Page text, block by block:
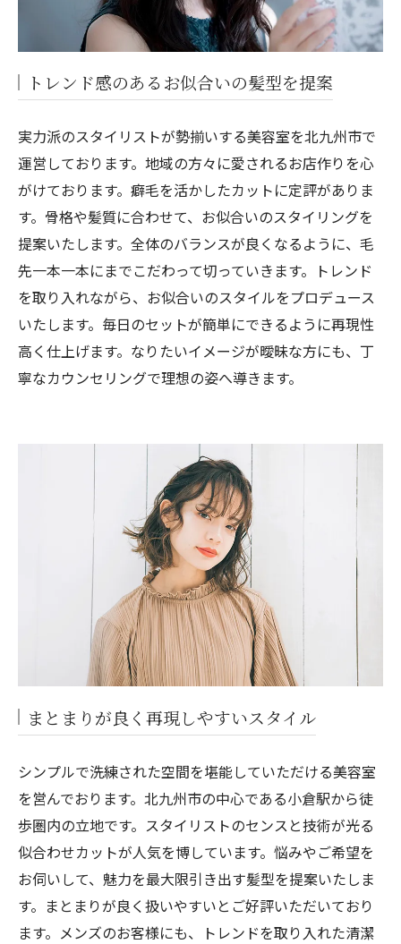
トレンド感のあるお似合いの髪型を提案
実力派のスタイリストが勢揃いする美容室を北九州市で
運営しております。地域の方々に愛されるお店作りを心
がけております。癖毛を活かしたカットに定評がありま
す。骨格や髪質に合わせて、お似合いのスタイリングを
提案いたします。全体のバランスが良くなるように、毛
先一本一本にまでこだわって切っていきます。トレンド
を取り入れながら、お似合いのスタイルをプロデュース
いたします。毎日のセットが簡単にできるように再現性
高く仕上げます。なりたいイメージが曖昧な方にも、丁
寧なカウンセリングで理想の姿へ導きます。
まとまりが良く再現しやすいスタイル
シンプルで洗練された空間を堪能していただける美容室
を営んでおります。北九州市の中心である小倉駅から徒
歩圏内の立地です。スタイリストのセンスと技術が光る
似合わせカットが人気を博しています。悩みやご希望を
お伺いして、魅力を最大限引き出す髪型を提案いたしま
す。まとまりが良く扱いやすいとご好評いただいており
ます。メンズのお客様にも、トレンドを取り入れた清潔